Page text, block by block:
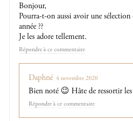
Bonjour,
Pourra-t-on aussi avoir une
année ??
Je les adore tellement.
Répondre
Daphné 4 novembre 2020
Bien noté 😉 Hâte de ressortir
Répondre